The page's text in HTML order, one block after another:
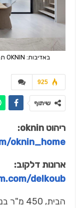
באדיבות: OKNIN תכנון ועיצוב: רונית שיסמן צילום: ערן תורג'מן
925
שיתוף
ריהוט oknin:
oknin_home
ארונות דלקוב:
delkoub
הבית,